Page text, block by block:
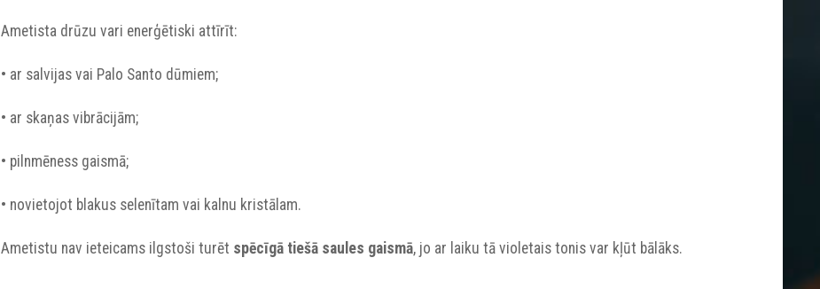
Ametista drūzu vari enerģētiski attīrīt:
• ar salvijas vai Palo Santo dūmiem;
• ar skaņas vibrācijām;
• pilnmēness gaismā;
• novietojot blakus selenītam vai kalnu kristālam.
Ametistu nav ieteicams ilgstoši turēt spēcīgā tiešā saules gaismā, jo ar laiku tā violetais tonis var kļūt bālāks.